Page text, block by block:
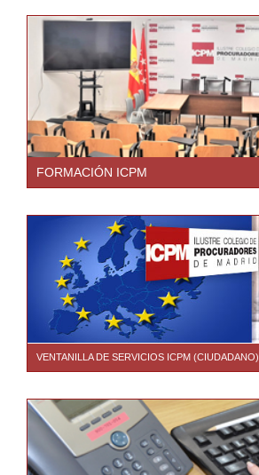
FORMACIÓN ICPM
VENTANILLA DE SERVICIOS ICPM (CIUDADANO)